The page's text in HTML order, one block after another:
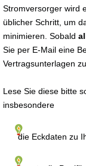
Stromversorger wird
üblicher Schritt, um
minimieren. Sobald
Sie per E-Mail eine
Vertragsunterlagen
Lese Sie diese bitte
insbesondere
die Eckdaten zu